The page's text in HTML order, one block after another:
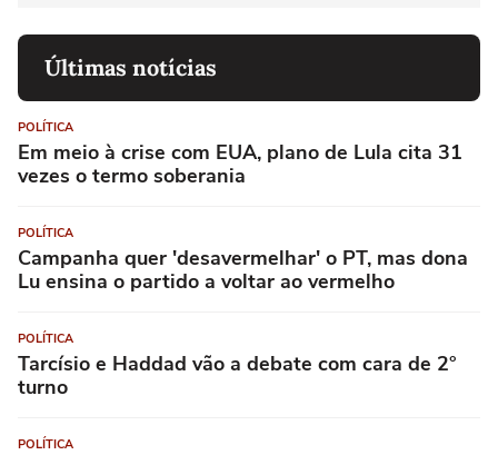
Últimas notícias
POLÍTICA
Em meio à crise com EUA, plano de Lula cita 31
vezes o termo soberania
POLÍTICA
Campanha quer 'desavermelhar' o PT, mas dona
Lu ensina o partido a voltar ao vermelho
POLÍTICA
Tarcísio e Haddad vão a debate com cara de 2°
turno
POLÍTICA